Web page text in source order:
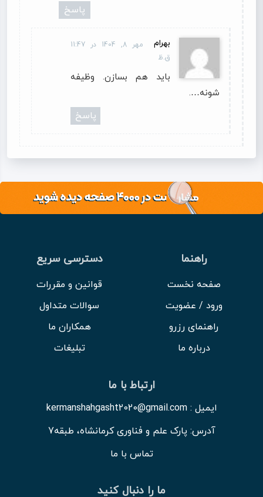
پاسخ
بهرام
مهر 8, 1404 در 11:47
ق.ظ
باید هم بسازن. وظیفه
شونه….
پاسخ
راهنما
صفحه نخست
ورود / عضویت
راهنمای رزرو
درباره ما
دسترسی سریع
قوانین و مقررات
سوالات متداول
همکاران ما
تبلیغات
ارتباط با ما
ایمیل : kermanshahgasht2020@gmail.com
آدرس: پارک علم و فناوری کرمانشاه، طبقه7
تماس با ما
ما را دنبال کنید